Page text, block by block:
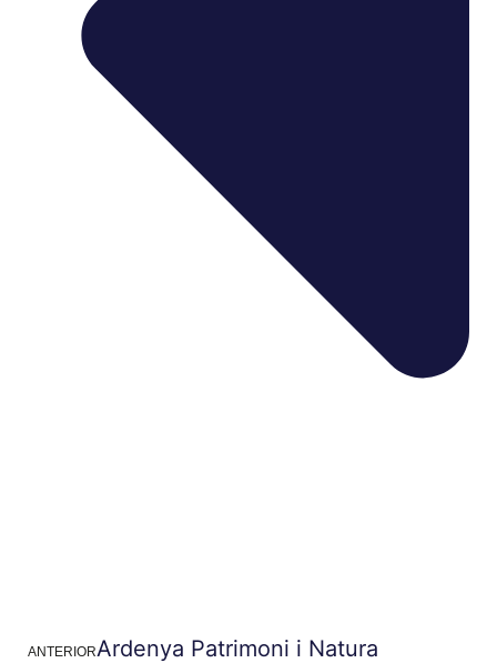
ANTERIORArdenya Patrimoni i Natura